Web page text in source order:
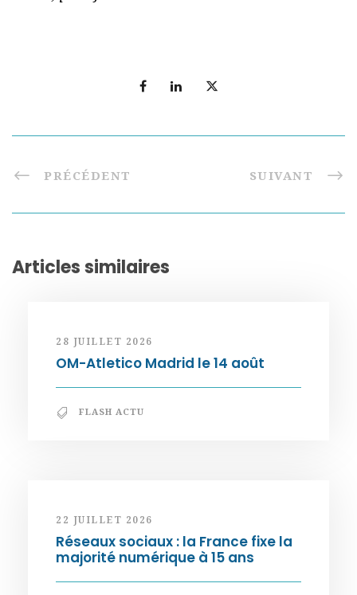
PRÉCÉDENT SUIVANT
Articles similaires
28 JUILLET 2026
OM-Atletico Madrid le 14 août
FLASH ACTU
22 JUILLET 2026
Réseaux sociaux : la France fixe la
majorité numérique à 15 ans